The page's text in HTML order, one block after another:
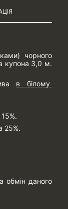
чорного
купона 3,0 м.
в білому
25%.
обмін даного